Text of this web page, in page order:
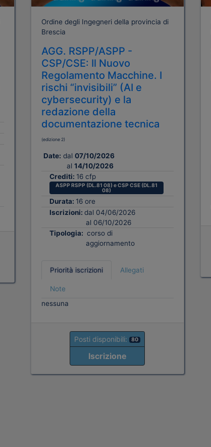
Ordine degli Ingegneri della provincia di
Brescia
AGG. RSPP/ASPP -
CSP/CSE: Il Nuovo
Regolamento Macchine. I
rischi “invisibili” (AI e
cybersecurity) e la
redazione della
documentazione tecnica
(edizione 2)
Date: dal 07/10/2026
al14/10/2026
Crediti: 16 cfp
ASPP RSPP (DL.81 08) e CSP CSE (DL.81
08)
Durata: 16 ore
Iscrizioni: dal 04/06/2026
al 06/10/2026
Tipologia: corso di
aggiornamento
Priorità iscrizioni Allegati
Note
nessuna
Posti disponibili: 80
Iscrizione